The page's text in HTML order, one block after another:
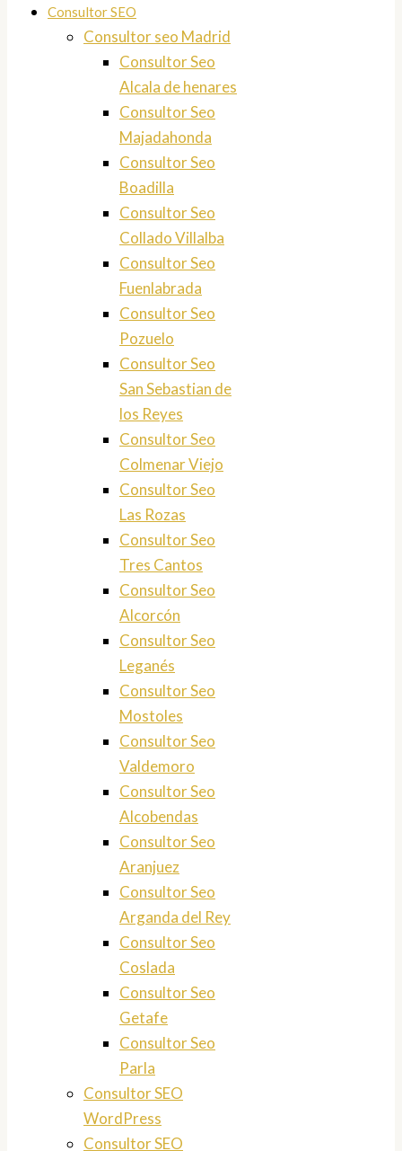
Consultor SEO
Consultor seo Madrid
Consultor Seo
Alcala de henares
Consultor Seo
Majadahonda
Consultor Seo
Boadilla
Consultor Seo
Collado Villalba
Consultor Seo
Fuenlabrada
Consultor Seo
Pozuelo
Consultor Seo
San Sebastian de
los Reyes
Consultor Seo
Colmenar Viejo
Consultor Seo
Las Rozas
Consultor Seo
Tres Cantos
Consultor Seo
Alcorcón
Consultor Seo
Leganés
Consultor Seo
Mostoles
Consultor Seo
Valdemoro
Consultor Seo
Alcobendas
Consultor Seo
Aranjuez
Consultor Seo
Arganda del Rey
Consultor Seo
Coslada
Consultor Seo
Getafe
Consultor Seo
Parla
Consultor SEO
WordPress
Consultor SEO